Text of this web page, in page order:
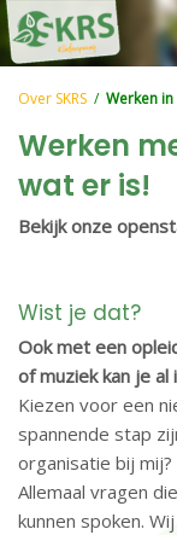
Over SKRS
Over SKRS / Werken
Werken
wat er is!
Bekijk onze
Wist je dat?
Ook met een
of muziek kan je al
Kiezen voor een
spannende stap
organisatie bij
Allemaal vragen
kunnen spoken.